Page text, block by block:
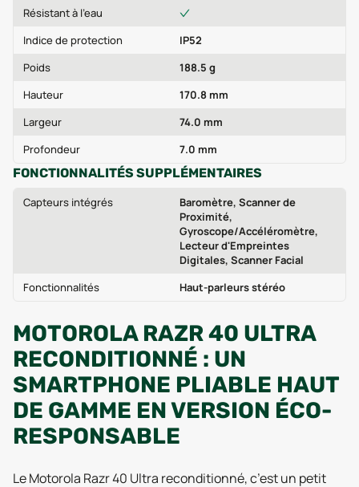
Résistant à l'eau
Indice de protection
IP52
Poids
188.5 g
Hauteur
170.8 mm
Largeur
74.0 mm
Profondeur
7.0 mm
FONCTIONNALITÉS SUPPLÉMENTAIRES
Capteurs intégrés
Baromètre, Scanner de
Proximité,
Gyroscope/Accéléromètre,
Lecteur d'Empreintes
Digitales, Scanner Facial
Fonctionnalités
Haut-parleurs stéréo
MOTOROLA RAZR 40 ULTRA
RECONDITIONNÉ : UN
SMARTPHONE PLIABLE HAUT
DE GAMME EN VERSION ÉCO-
RESPONSABLE
Le Motorola Razr 40 Ultra reconditionné, c’est un petit